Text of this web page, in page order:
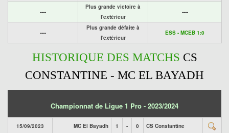
----
Plus grande victoire à
l'extérieur
----
----
Plus grande défaite à
l'extérieur
ESS - MCEB 1:0
HISTORIQUE DES MATCHS CS
CONSTANTINE - MC EL BAYADH
Championnat de Ligue 1 Pro - 2023/2024
15/09/2023 MC El Bayadh 1 - 0 CS Constantine